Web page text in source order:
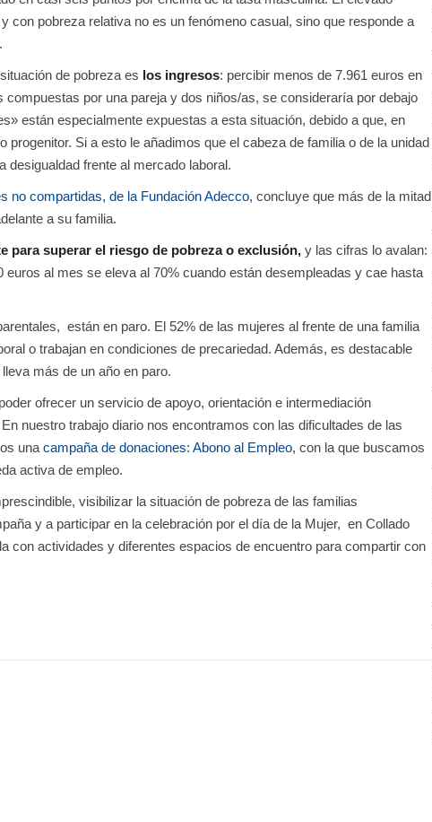
con pobreza relativa no es un fenómeno casual, sino que responde a
de pobreza es los ingresos: percibir menos de 7.961 euros en
por una pareja y dos niños/as, se consideraría por debajo
están especialmente expuestas a esta situación, debido a que, en
Si a esto le añadimos que el cabeza de familia o de la unidad
frente al mercado laboral.
no compartidas, de la Fundación Adecco, concluye que más de la mitad
a su familia.
para superar el riesgo de pobreza o exclusión, y las cifras lo avalan:
al mes se eleva al 70% cuando están desempleadas y cae hasta
están en paro. El 52% de las mujeres al frente de una familia
o trabajan en condiciones de precariedad. Además, es destacable
más de un año en paro.
ofrecer un servicio de apoyo, orientación e intermediación
nuestro trabajo diario nos encontramos con las dificultades de las
una campaña de donaciones: Abono al Empleo, con la que buscamos
activa de empleo.
visibilizar la situación de pobreza de las familias
y a participar en la celebración por el día de la Mujer, en Collado
con actividades y diferentes espacios de encuentro para compartir con